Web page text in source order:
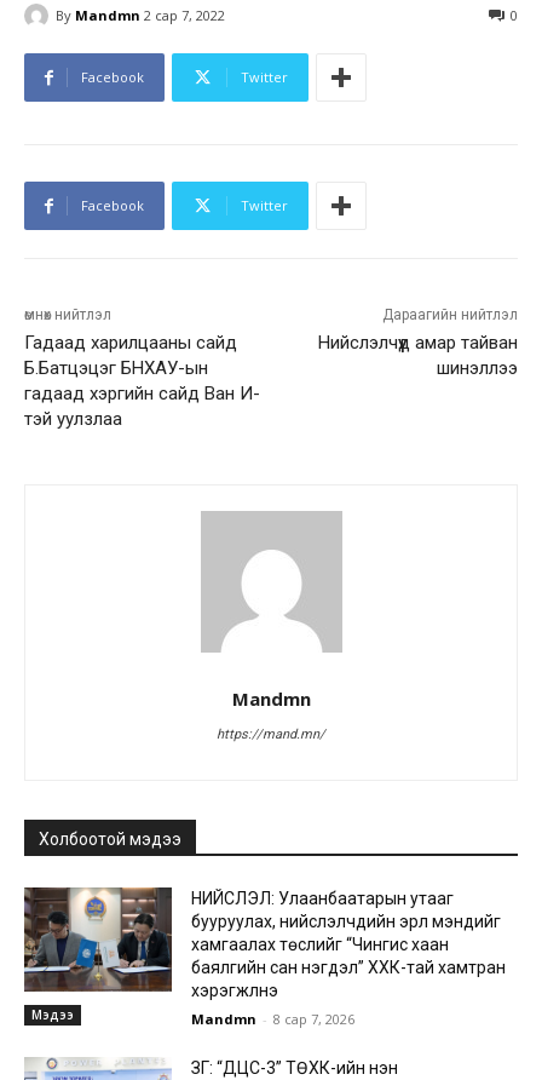
By Mandmn 2 сар 7, 2022 0
Facebook Twitter
Facebook Twitter
өмнөх нийтлэл
Гадаад харилцааны сайд
Б.Батцэцэг БНХАУ-ын
гадаад хэргийн сайд Ван И-
тэй уулзлаа
Дараагийн нийтлэл
Нийслэлчүүд амар тайван
шинэллээ
Mandmn
https://mand.mn/
Холбоотой мэдээ
Мэдээ
НИЙСЛЭЛ: Улаанбаатарын утааг
бууруулах, нийслэлчүүдийн эрүүл мэндийг
хамгаалах төслийг “Чингис хаан
баялгийн сан нэгдэл” ХХК-тай хамтран
хэрэгжүүлнэ
Mandmn - 8 сар 7, 2026
ЗГ: “ДЦС-3” ТӨХК-ийн нэн